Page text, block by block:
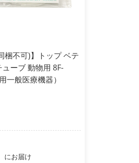
梱不可)】トップ ベテ
ーブ 動物用 8F-
一般医療機器）
にお届け